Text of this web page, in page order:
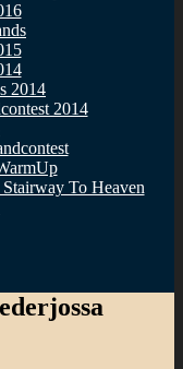
2014
2014
To Heaven